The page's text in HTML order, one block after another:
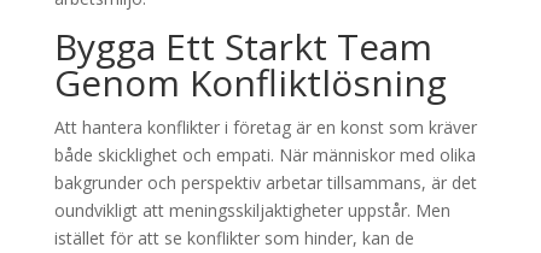
Bygga Ett Starkt Team
Genom Konfliktlösning
Att hantera konflikter i företag är en konst som kräver
både skicklighet och empati. När människor med olika
bakgrunder och perspektiv arbetar tillsammans, är det
oundvikligt att meningsskiljaktigheter uppstår. Men
istället för att se konflikter som hinder, kan de